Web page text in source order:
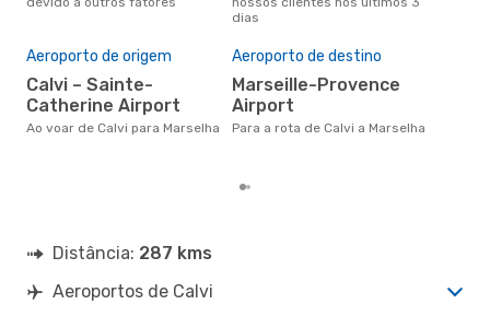
dias
Aeroporto de origem
Calvi – Sainte-
Catherine Airport
Ao voar de Calvi para Marselha
Aeroporto de destino
Marseille-Provence
Airport
Para a rota de Calvi a Marselha
Distância: 287 kms
Aeroportos de Calvi